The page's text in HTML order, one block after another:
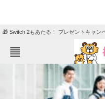
🎁 Switch 2もあたる！ プレゼントキャン
ねとらぼメニュー